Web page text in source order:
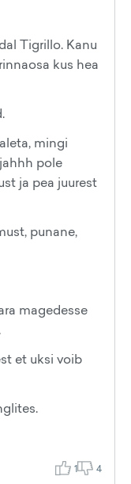
Tigrillo. Kanu
kus hea
mingi
pole
ja pea juurest
punane,
magedesse
et uksi voib
1 4